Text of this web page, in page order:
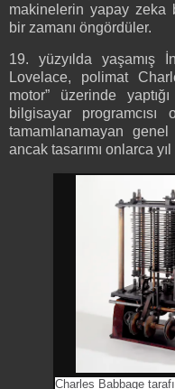
makinelerin yapay zeka
bir zamanı öngördüler.
19. yüzyılda yaşamış
Lovelace, polimat
motor” üzerinde
bilgisayar
tamamlanamayan
ancak tasarımı onlarca
Charles Babbage